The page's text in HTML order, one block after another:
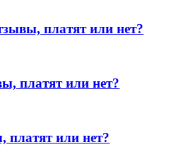
платят или нет?
платят или нет?
платят или нет?